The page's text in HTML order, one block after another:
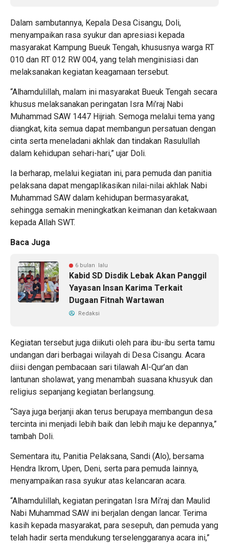
Dalam sambutannya, Kepala Desa Cisangu, Doli,
menyampaikan rasa syukur dan apresiasi kepada
masyarakat Kampung Bueuk Tengah, khususnya warga RT
010 dan RT 012 RW 004, yang telah menginisiasi dan
melaksanakan kegiatan keagamaan tersebut.
“Alhamdulillah, malam ini masyarakat Bueuk Tengah secara
khusus melaksanakan peringatan Isra Mi’raj Nabi
Muhammad SAW 1447 Hijriah. Semoga melalui tema yang
diangkat, kita semua dapat membangun persatuan dengan
cinta serta meneladani akhlak dan tindakan Rasulullah
dalam kehidupan sehari-hari,” ujar Doli.
Ia berharap, melalui kegiatan ini, para pemuda dan panitia
pelaksana dapat mengaplikasikan nilai-nilai akhlak Nabi
Muhammad SAW dalam kehidupan bermasyarakat,
sehingga semakin meningkatkan keimanan dan ketakwaan
kepada Allah SWT.
Baca Juga
6 bulan lalu
Kabid SD Disdik Lebak Akan Panggil
Yayasan Insan Karima Terkait
Dugaan Fitnah Wartawan
Redaksi
Kegiatan tersebut juga diikuti oleh para ibu-ibu serta tamu
undangan dari berbagai wilayah di Desa Cisangu. Acara
diisi dengan pembacaan sari tilawah Al-Qur’an dan
lantunan sholawat, yang menambah suasana khusyuk dan
religius sepanjang kegiatan berlangsung.
“Saya juga berjanji akan terus berupaya membangun desa
tercinta ini menjadi lebih baik dan lebih maju ke depannya,”
tambah Doli.
Sementara itu, Panitia Pelaksana, Sandi (Alo), bersama
Hendra Ikrom, Upen, Deni, serta para pemuda lainnya,
menyampaikan rasa syukur atas kelancaran acara.
“Alhamdulillah, kegiatan peringatan Isra Mi’raj dan Maulid
Nabi Muhammad SAW ini berjalan dengan lancar. Terima
kasih kepada masyarakat, para sesepuh, dan pemuda yang
telah hadir serta mendukung terselenggaranya acara ini,”